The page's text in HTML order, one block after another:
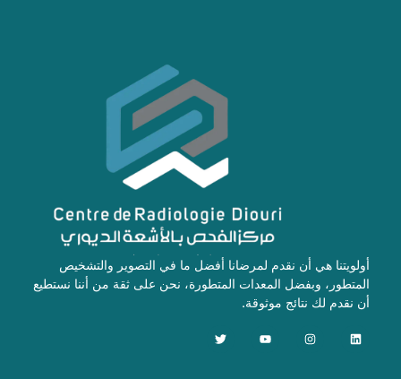
أولويتنا هي أن نقدم لمرضانا أفضل ما في التصوير والتشخيص
المتطور، وبفضل المعدات المتطورة، نحن على ثقة من أننا نستطيع
أن نقدم لك نتائج موثوقة.